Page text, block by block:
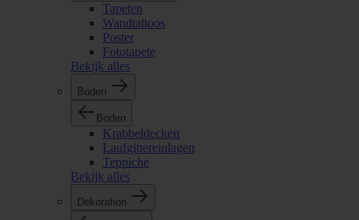
Tapeten
Wandtattoos
Poster
Fototapete
Bekijk alles
Boden
Boden
Krabbeldecken
Laufgittereinlagen
Teppiche
Bekijk alles
Dekoration